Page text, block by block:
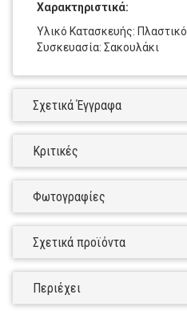
Χαρακτηριστικά:
Υλικό Κατασκευής: Πλαστικό
Συσκευασία: Σακουλάκι
Σχετικά Έγγραφα
Κριτικές
Φωτογραφίες
Σχετικά προϊόντα
Περιέχει